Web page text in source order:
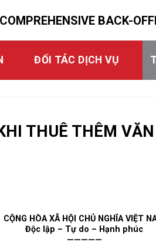
BACK-
ĐỐI TÁC DỊCH VỤ
THUÊ THÊM
CỘNG HÒA XÃ HỘI CHỦ NGHĨA VIỆT
Độc lập – Tự do – Hạnh phúc
—————